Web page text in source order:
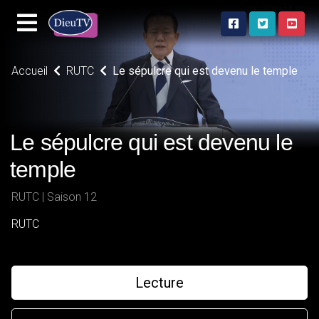
Accueil RUTC Le sépulcre qui est devenu le temple
Le sépulcre qui est devenu le
temple
RUTC | Saison 12
RUTC
Lecture